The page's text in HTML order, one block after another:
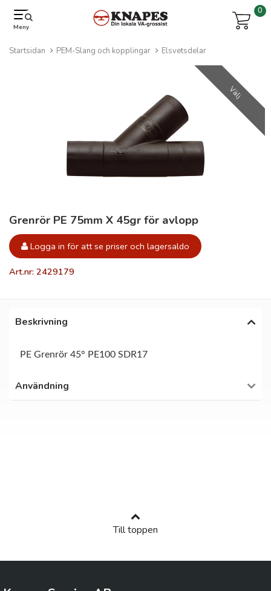
Meny
0
Startsidan PEM-Slang och kopplingar Elsvetsdelar
Välj
Grenrör PE 75mm X 45gr för avlopp
Logga in för att se priser och lagersaldo
Art.nr: 2429179
Beskrivning
PE Grenrör 45° PE100 SDR17
Användning
Till toppen